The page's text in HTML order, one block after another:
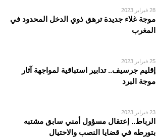
28 فبراير 2023
موجة غلاء جديدة ترهق ذوي الدخل المحدود في
المغرب
25 فبراير 2023
إقليم جرسيف.. تدابير استباقية لمواجهة آثار
موجة البرد
23 فبراير 2023
الرباط.. إعتقال مسؤول أمني سابق مشتبه
بتورطه في قضايا النصب والاحتيال